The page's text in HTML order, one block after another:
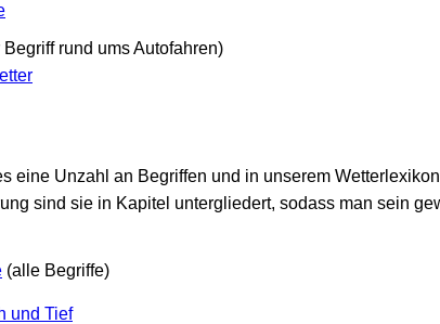
rund ums Autofahren)
eine Unzahl an Begriffen und in unserem
sind sie in Kapitel untergliedert, sodass man sein
(alle Begriffe)
und Tief